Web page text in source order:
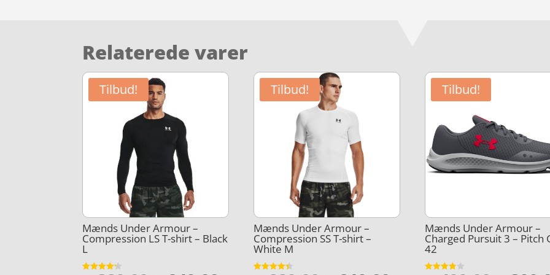
Relaterede varer
Tilbud!
Mænds Under Armour –
Compression LS T-shirt – Black
L
Tilbud!
Mænds Under Armour –
Compression SS T-shirt –
White M
Tilbud!
Mænds Under Armour –
Charged Pursuit 3 – Pitch
42